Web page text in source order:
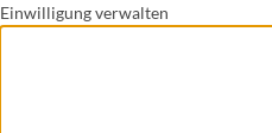
Einwilligung verwalten